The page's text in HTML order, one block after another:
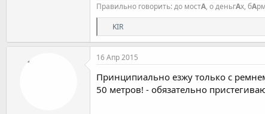
Правильно говорить: до мостА, о деньгАх, бА
Р
е
а
к
ц
и
и
:
KIR
16 Апр 2015
Принципиально езжу только с
50 метров! - обязательно